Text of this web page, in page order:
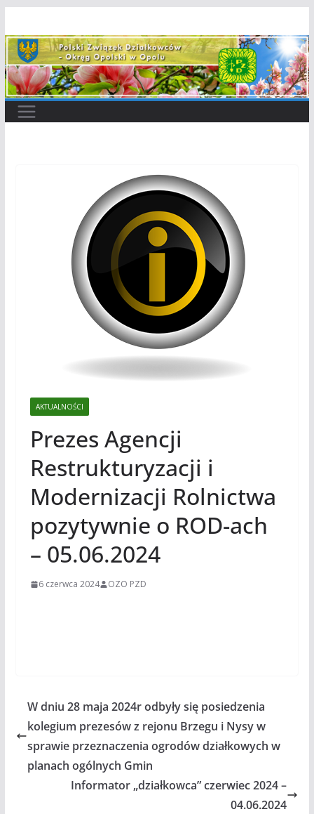
do
treści
AKTUALNOŚCI
Prezes Agencji
Restrukturyzacji i
Modernizacji Rolnictwa
pozytywnie o ROD-ach
– 05.06.2024
6 czerwca 2024 OZO PZD
W dniu 28 maja 2024r odbyły się posiedzenia
kolegium prezesów z rejonu Brzegu i Nysy w
sprawie przeznaczenia ogrodów działkowych w
planach ogólnych Gmin
Informator „działkowca” czerwiec 2024 –
04.06.2024